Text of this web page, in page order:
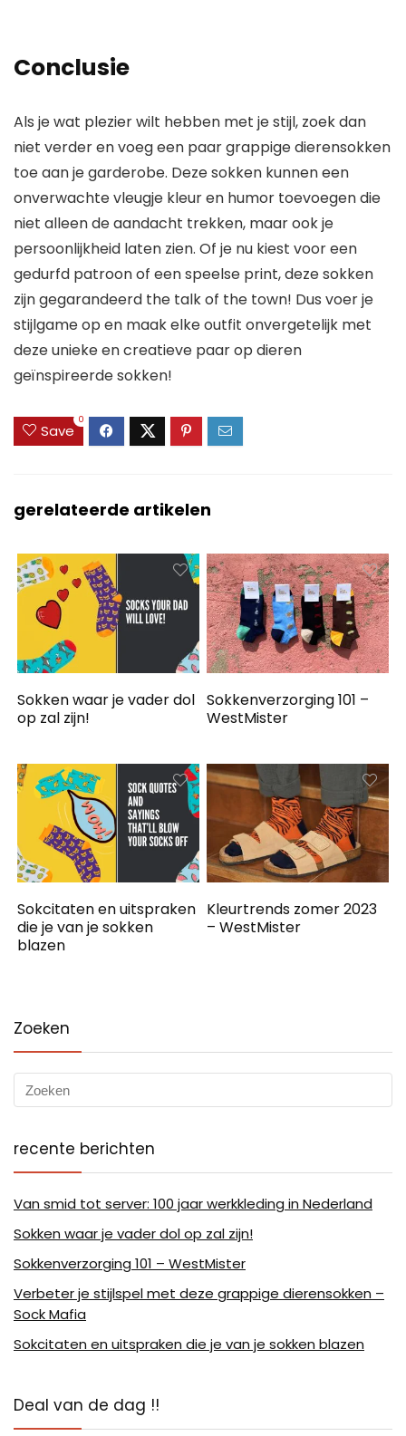
Conclusie
Als je wat plezier wilt hebben met je stijl, zoek dan
niet verder en voeg een paar grappige dierensokken
toe aan je garderobe. Deze sokken kunnen een
onverwachte vleugje kleur en humor toevoegen die
niet alleen de aandacht trekken, maar ook je
persoonlijkheid laten zien. Of je nu kiest voor een
gedurfd patroon of een speelse print, deze sokken
zijn gegarandeerd the talk of the town! Dus voer je
stijlgame op en maak elke outfit onvergetelijk met
deze unieke en creatieve paar op dieren
geïnspireerde sokken!
Save
0
gerelateerde artikelen
Sokken waar je vader dol
op zal zijn!
Sokkenverzorging 101 –
WestMister
Sokcitaten en uitspraken
die je van je sokken
blazen
Kleurtrends zomer 2023
– WestMister
Zoeken
recente berichten
Van smid tot server: 100 jaar werkkleding in Nederland
Sokken waar je vader dol op zal zijn!
Sokkenverzorging 101 – WestMister
Verbeter je stijlspel met deze grappige dierensokken –
Sock Mafia
Sokcitaten en uitspraken die je van je sokken blazen
Deal van de dag !!